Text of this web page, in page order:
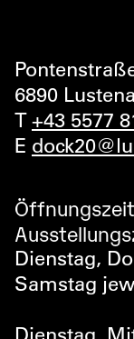
6890
T+43 5577
E
Dienstag,
Samstag